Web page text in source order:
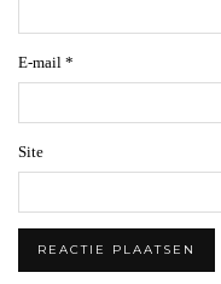
E-mail *
Site